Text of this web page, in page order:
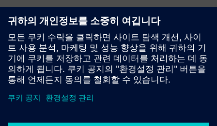
으키세요
백서| 제약 산업에서의 지속적인 제조
전자책| 배터리 제조의 품질, 생산성, 지속가능성 최적화해
요